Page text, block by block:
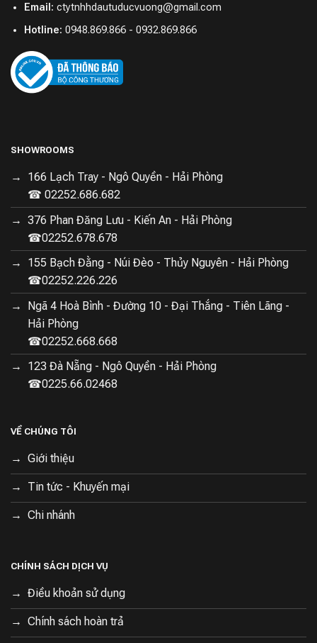
Email: ctytnhhdautuducvuong@gmail.com
Hotline: 0948.869.866 - 0932.869.866
SHOWROOMS
166 Lạch Tray - Ngô Quyền - Hải Phòng
☎ 02252.686.682
376 Phan Đăng Lưu - Kiến An - Hải Phòng
☎02252.678.678
155 Bạch Đằng - Núi Đèo - Thủy Nguyên - Hải Phòng
☎02252.226.226
Ngã 4 Hoà Bình - Đường 10 - Đại Thắng - Tiên Lãng -
Hải Phòng
☎02252.668.668
123 Đà Nẵng - Ngô Quyền - Hải Phòng
☎0225.66.02468
VỀ CHÚNG TÔI
Giới thiệu
Tin tức - Khuyến mại
Chi nhánh
CHÍNH SÁCH DỊCH VỤ
Điều khoản sử dụng
Chính sách hoàn trả